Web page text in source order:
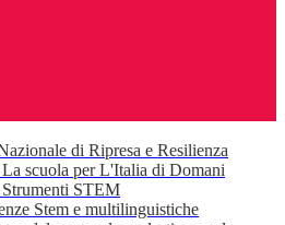
di Ripresa e Resilienza
scuola per L'Italia di Domani
STEM
Stem e multilinguistiche